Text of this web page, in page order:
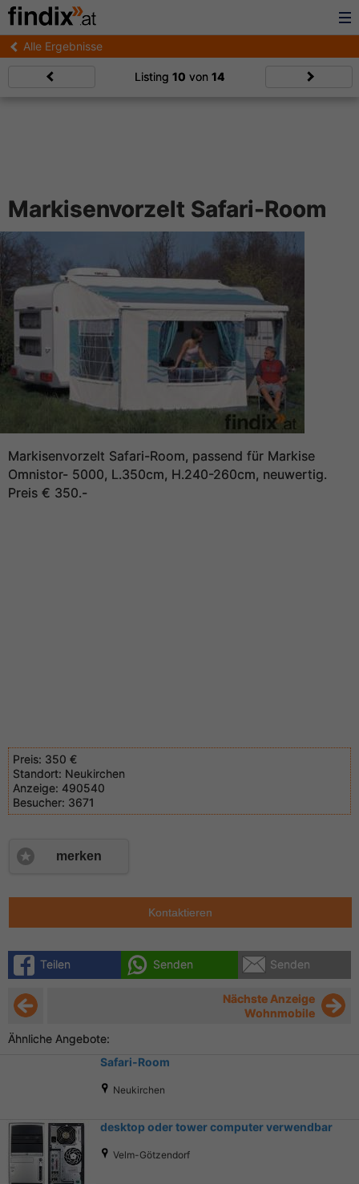
Alle Ergebnisse
Listing 10 von 14
Markisenvorzelt Safari-Room
Markisenvorzelt Safari-Room, passend für Markise
Omnistor- 5000, L.350cm, H.240-260cm, neuwertig.
Preis € 350.-
Preis: 350 €
Standort: Neukirchen
Anzeige: 490540
Besucher: 3671
merken
Kontaktieren
Teilen Senden Senden
Nächste Anzeige
Wohnmobile
Ähnliche Angebote:
Safari-Room
Neukirchen
desktop oder tower computer verwendbar
Velm-Götzendorf